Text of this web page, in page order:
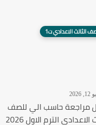
الاعدادي ت1
حاسب الي للصف
الترم الاول 2026